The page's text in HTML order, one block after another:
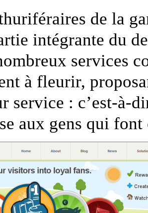
de la
intégrante du
services
à fleurir,
service : c’est-à-
aux gens qui